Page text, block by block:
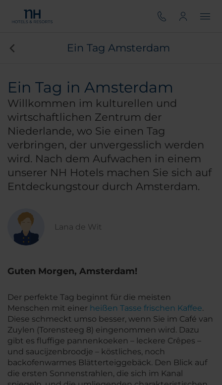
Ein Tag Amsterdam
Ein Tag in Amsterdam
Willkommen im kulturellen und
wirtschaftlichen Zentrum der
Niederlande, wo Sie einen Tag
verbringen, der unvergesslich werden
wird. Nach dem Aufwachen in einem
unserer NH Hotels machen Sie sich auf
Entdeckungstour durch Amsterdam.
Lana de Wit
Guten Morgen, Amsterdam!
Der perfekte Tag beginnt für die meisten
Menschen mit einer heißen Tasse frischen Kaffee.
Diese schmeckt umso besser, wenn Sie im Café van
Zuylen (Torensteeg 8) eingenommen wird. Dazu
gibt es fluffige pannenkoeken – leckere Crêpes –
und saucijzenbroodje – köstliches, noch
backofenwarmes Blätterteiggebäck. Den Blick auf
die ersten Sonnenstrahlen, die sich im Kanal